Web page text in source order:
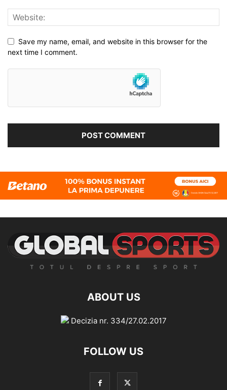
Save my name, email, and website in this browser for the
next time I comment.
ABOUT US
Decizia nr. 334/27.02.2017
FOLLOW US